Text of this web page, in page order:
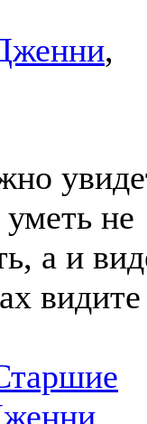
,
не
а и
видите
,